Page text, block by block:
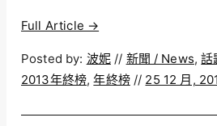
Full Article →
Posted by: 波妮 // 新聞 / News,話
2013年終榜,年終榜 // 25 12 月,